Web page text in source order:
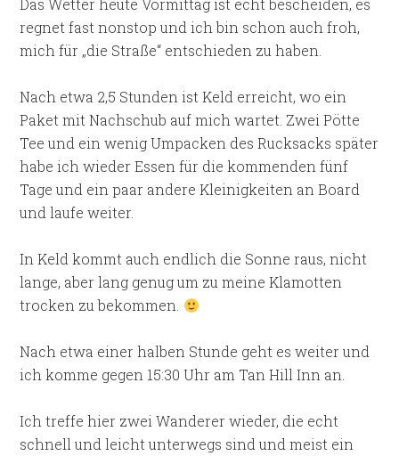
Das Wetter heute Vormittag ist echt bescheiden, es
regnet fast nonstop und ich bin schon auch froh,
mich für „die Straße“ entschieden zu haben.
Nach etwa 2,5 Stunden ist Keld erreicht, wo ein
Paket mit Nachschub auf mich wartet. Zwei Pötte
Tee und ein wenig Umpacken des Rucksacks später
habe ich wieder Essen für die kommenden fünf
Tage und ein paar andere Kleinigkeiten an Board
und laufe weiter.
In Keld kommt auch endlich die Sonne raus, nicht
lange, aber lang genug um zu meine Klamotten
trocken zu bekommen.
Nach etwa einer halben Stunde geht es weiter und
ich komme gegen 15:30 Uhr am Tan Hill Inn an.
Ich treffe hier zwei Wanderer wieder, die echt
schnell und leicht unterwegs sind und meist ein